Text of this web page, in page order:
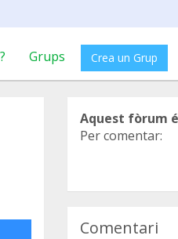
Grups Crea un Grup
Aquest fòrum
Per comentar:
Comentari